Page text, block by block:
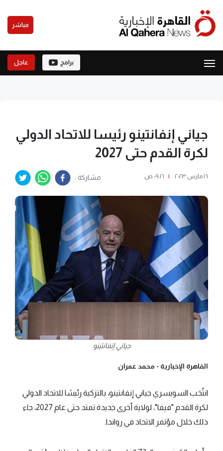
مباشر
برامج عاجل
جياني إنفانتينو رئيسا للاتحاد الدولي
لكرة القدم حتى 2027
١٦ مارس ٢٠٢٣ | ٠٩:١٦ ص مشاركة :
جياني إنفانتينو
القاهرة الإخبارية - محمد عمران
انتُخب السويسري جياني إنفانتينو، بالتزكية رئيسًا للاتحاد الدولي
لكرة القدم "فيفا"، لولاية أخرى جديدة تمتد حتى عام 2027، جاء
ذلك خلال مؤتمر الاتحاد في رواندا.